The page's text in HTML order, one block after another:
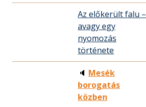
Az előkerült falu –
avagy egy
nyomozás
története
🔈 Mesék
borogatás
közben